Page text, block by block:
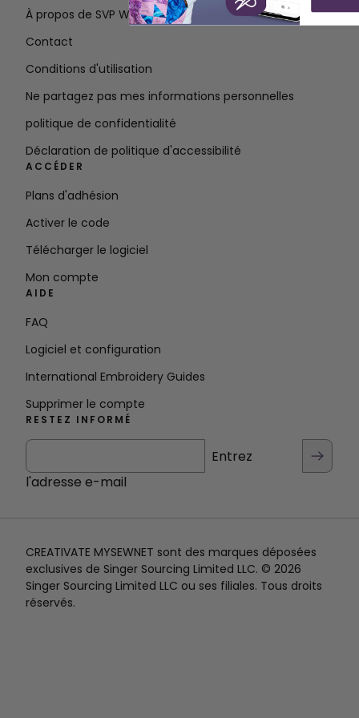
À propos de SVP Worldwide
Contact
Conditions d'utilisation
Ne partagez pas mes informations personnelles
politique de confidentialité
Déclaration de politique d'accessibilité
ACCÉDER
Plans d'adhésion
Activer le code
Télécharger le logiciel
Mon compte
AIDE
FAQ
Logiciel et configuration
International Embroidery Guides
Supprimer le compte
RESTEZ INFORMÉ
Entrez
l'adresse e-mail
CREATIVATE MYSEWNET sont des marques déposées
exclusives de Singer Sourcing Limited LLC. © 2026
Singer Sourcing Limited LLC ou ses filiales. Tous droits
réservés.